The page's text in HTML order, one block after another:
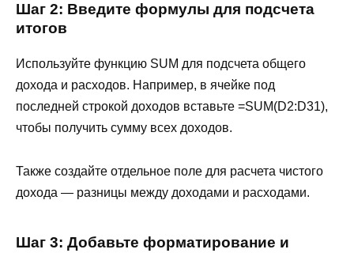
Шаг 2: Введите формулы для подсчета
итогов
Используйте функцию SUM для подсчета общего
дохода и расходов. Например, в ячейке под
последней строкой доходов вставьте =SUM(D2:D31),
чтобы получить сумму всех доходов.
Также создайте отдельное поле для расчета чистого
дохода — разницы между доходами и расходами.
Шаг 3: Добавьте форматирование и